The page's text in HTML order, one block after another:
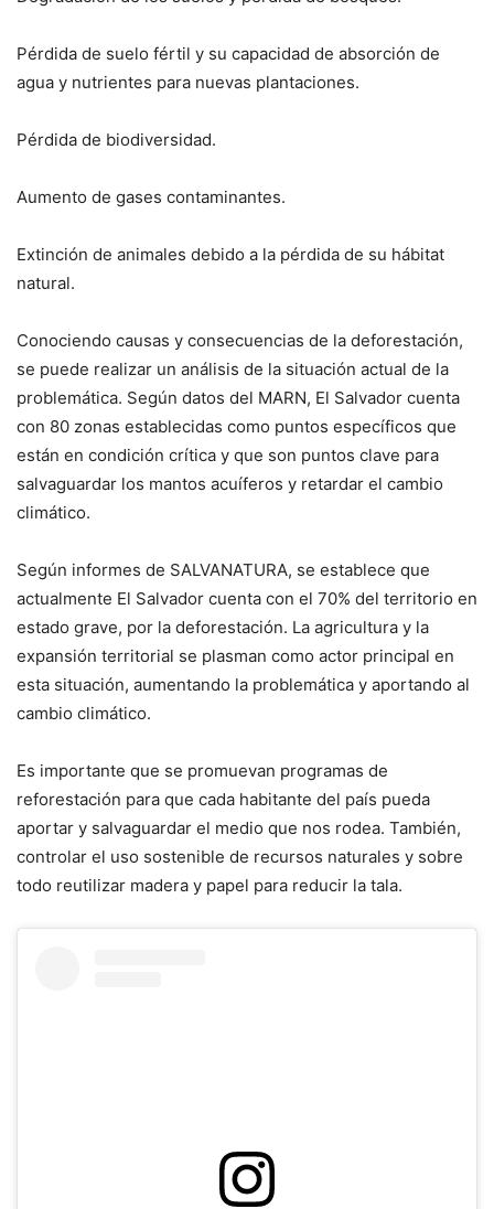
Pérdida de suelo fértil y su capacidad de absorción de
agua y nutrientes para nuevas plantaciones.
Pérdida de biodiversidad.
Aumento de gases contaminantes.
Extinción de animales debido a la pérdida de su hábitat
natural.
Conociendo causas y consecuencias de la deforestación,
se puede realizar un análisis de la situación actual de la
problemática. Según datos del MARN, El Salvador cuenta
con 80 zonas establecidas como puntos específicos que
están en condición crítica y que son puntos clave para
salvaguardar los mantos acuíferos y retardar el cambio
climático.
Según informes de SALVANATURA, se establece que
actualmente El Salvador cuenta con el 70% del territorio en
estado grave, por la deforestación. La agricultura y la
expansión territorial se plasman como actor principal en
esta situación, aumentando la problemática y aportando al
cambio climático.
Es importante que se promuevan programas de
reforestación para que cada habitante del país pueda
aportar y salvaguardar el medio que nos rodea. También,
controlar el uso sostenible de recursos naturales y sobre
todo reutilizar madera y papel para reducir la tala.